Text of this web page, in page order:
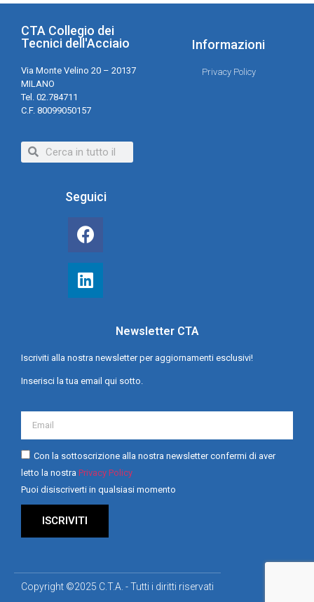
CTA Collegio dei
Tecnici dell'Acciaio
Via Monte Velino 20 – 20137
MILANO
Tel. 02.784711
C.F. 80099050157
Informazioni
Privacy Policy
Seguici
Newsletter CTA
Iscriviti alla nostra newsletter per aggiornamenti esclusivi!
Inserisci la tua email qui sotto.
Con la sottoscrizione alla nostra newsletter confermi di aver
letto la nostra Privacy Policy
Puoi disiscriverti in qualsiasi momento
ISCRIVITI
Copyright ©2025 C.T.A. - Tutti i diritti riservati